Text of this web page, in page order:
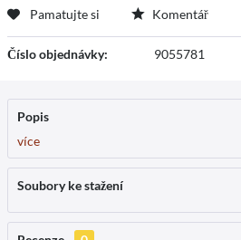
Pamatujte si Komentář
Číslo objednávky: 9055781
Popis
více
Soubory ke stažení